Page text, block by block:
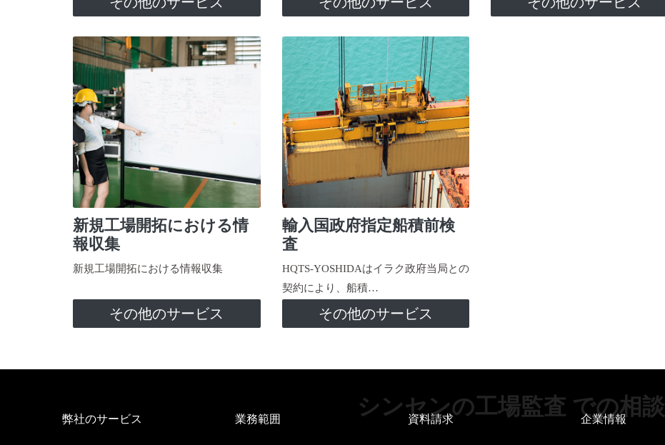
新規工場開拓における情
報収集
新規工場開拓における情報収集
その他のサービス
輸入国政府指定船積前検
査
HQTS-YOSHIDAはイラク政府当局との
契約により、船積…
その他のサービス
シンセンの工場監査 での相談
弊社のサービス 業務範囲 資料請求 企業情報